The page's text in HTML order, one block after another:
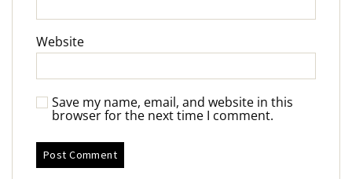
Website
Save my name, email, and website in this
browser for the next time I comment.